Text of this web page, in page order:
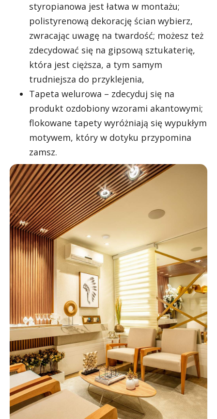
styropianowa jest łatwa w montażu;
polistyrenową dekorację ścian wybierz,
zwracając uwagę na twardość; możesz też
zdecydować się na gipsową sztukaterię,
która jest cięższa, a tym samym
trudniejsza do przyklejenia,
Tapeta welurowa – zdecyduj się na
produkt ozdobiony wzorami akantowymi;
flokowane tapety wyróżniają się wypukłym
motywem, który w dotyku przypomina
zamsz.